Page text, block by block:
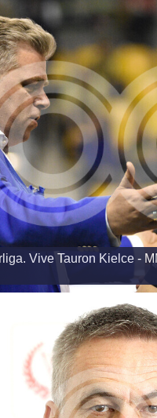
Vive Tauron Kielce -